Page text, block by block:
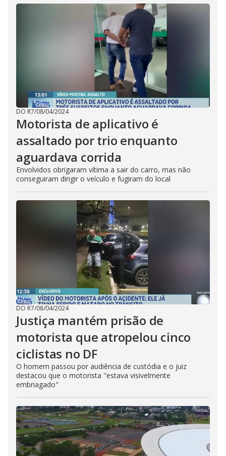
DO R7/08/04/2024
Motorista de aplicativo é
assaltado por trio enquanto
aguardava corrida
Envolvidos obrigaram vítima a sair do carro, mas não
conseguiram dirigir o veículo e fugiram do local
DO R7/08/04/2024
Justiça mantém prisão de
motorista que atropelou cinco
ciclistas no DF
O homem passou por audiência de custódia e o juiz
destacou que o motorista "estava visivelmente
embriagado"